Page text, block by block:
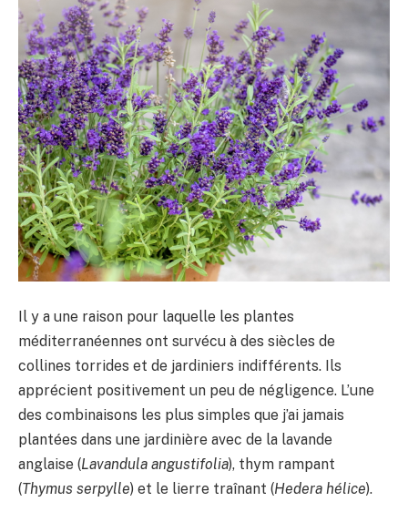
Il y a une raison pour laquelle les plantes
méditerranéennes ont survécu à des siècles de
collines torrides et de jardiniers indifférents. Ils
apprécient positivement un peu de négligence. L’une
des combinaisons les plus simples que j’ai jamais
plantées dans une jardinière avec de la lavande
anglaise (Lavandula angustifolia), thym rampant
(Thymus serpylle) et le lierre traînant (Hedera hélice).